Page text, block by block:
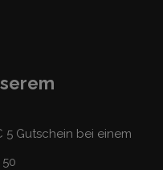
Gutschein bei einem